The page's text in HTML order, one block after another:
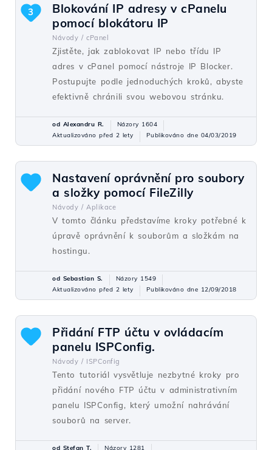
Blokování IP adresy v cPanelu
pomocí blokátoru IP
Návody / cPanel
Zjistěte, jak zablokovat IP nebo třídu IP
adres v cPanel pomocí nástroje IP Blocker.
Postupujte podle jednoduchých kroků, abyste
efektivně chránili svou webovou stránku.
3
od Alexandru R.
Názory 1604
Aktualizováno před 2 lety
Publikováno dne 04/03/2019
Nastavení oprávnění pro soubory
a složky pomocí FileZilly
Návody / Aplikace
V tomto článku představíme kroky potřebné k
úpravě oprávnění k souborům a složkám na
hostingu.
od Sebastian S.
Názory 1549
Aktualizováno před 2 lety
Publikováno dne 12/09/2018
Přidání FTP účtu v ovládacím
panelu ISPConfig.
Návody / ISPConfig
Tento tutoriál vysvětluje nezbytné kroky pro
přidání nového FTP účtu v administrativním
panelu ISPConfig, který umožní nahrávání
souborů na server.
od Ştefan T. Názory 1281